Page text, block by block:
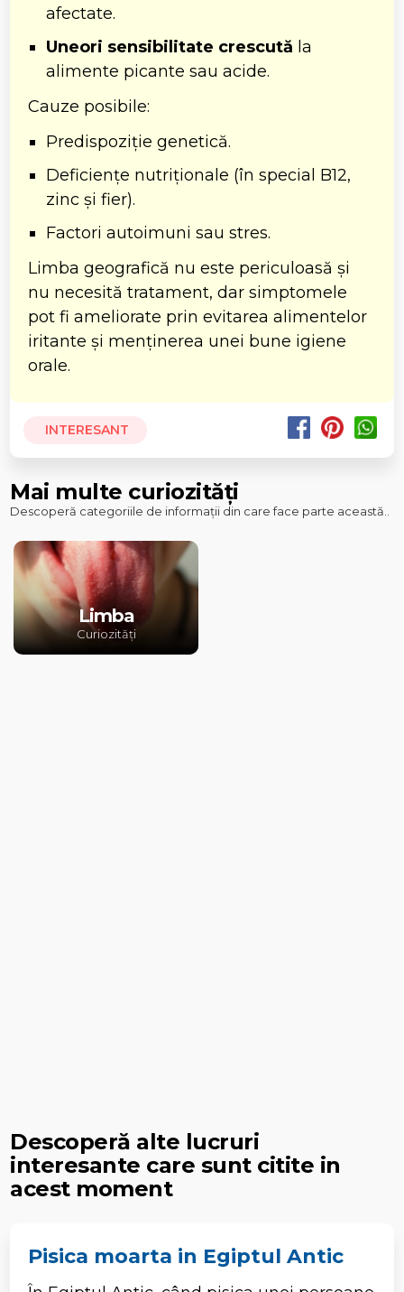
afectate.
Uneori sensibilitate crescută la
alimente picante sau acide.
Cauze posibile:
Predispoziție genetică.
Deficiențe nutriționale (în special B12,
zinc și fier).
Factori autoimuni sau stres.
Limba geografică nu este periculoasă și
nu necesită tratament, dar simptomele
pot fi ameliorate prin evitarea alimentelor
iritante și menținerea unei bune igiene
orale.
INTERESANT
Mai multe curiozități
Descoperă categoriile de informații din care face parte această..
Limba
Curiozități
Descoperă alte lucruri
interesante care sunt citite in
acest moment
Pisica moarta in Egiptul Antic